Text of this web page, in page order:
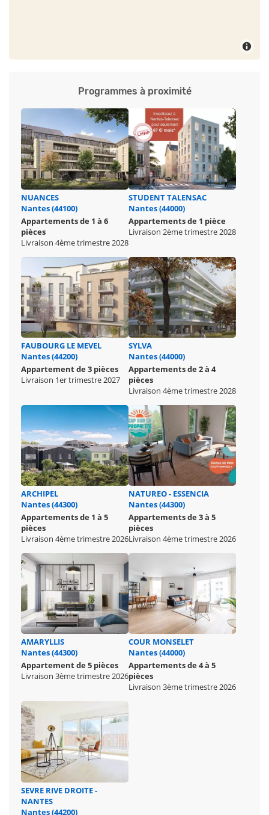
Programmes à proximité
NUANCES
Nantes (44100)
Appartements de 1 à 6
pièces
Livraison 4ème trimestre 2028
STUDENT TALENSAC
Nantes (44000)
Appartements de 1 pièce
Livraison 2ème trimestre 2028
FAUBOURG LE MEVEL
Nantes (44200)
Appartement de 3 pièces
Livraison 1er trimestre 2027
SYLVA
Nantes (44000)
Appartements de 2 à 4
pièces
Livraison 4ème trimestre 2028
ARCHIPEL
Nantes (44300)
Appartements de 1 à 5
pièces
Livraison 4ème trimestre 2026
NATUREO - ESSENCIA
Nantes (44300)
Appartements de 3 à 5
pièces
Livraison 4ème trimestre 2026
AMARYLLIS
Nantes (44300)
Appartement de 5 pièces
Livraison 3ème trimestre 2026
COUR MONSELET
Nantes (44000)
Appartements de 4 à 5
pièces
Livraison 3ème trimestre 2026
SEVRE RIVE DROITE -
NANTES
Nantes (44200)